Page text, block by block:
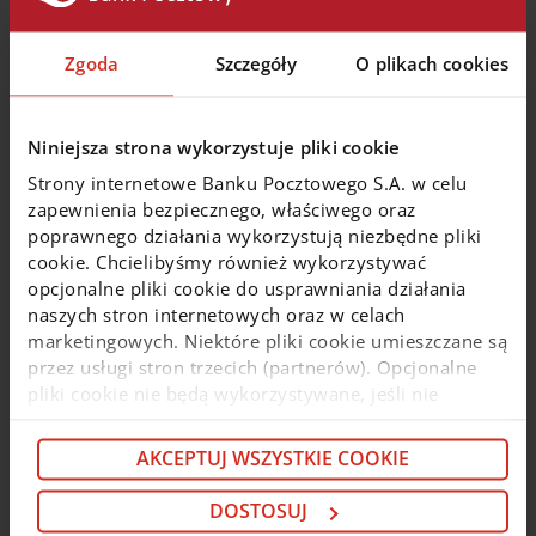
Zgoda Szczegóły O plikach cookies
Niniejsza strona wykorzystuje pliki cookie
Strony internetowe Banku Pocztowego S.A. w celu
zapewnienia bezpiecznego, właściwego oraz
poprawnego działania wykorzystują niezbędne pliki
cookie. Chcielibyśmy również wykorzystywać
opcjonalne pliki cookie do usprawniania działania
naszych stron internetowych oraz w celach
marketingowych. Niektóre pliki cookie umieszczane są
przez usługi stron trzecich (partnerów). Opcjonalne
pliki cookie nie będą wykorzystywane, jeśli nie
cookie i partnerach znajdziesz w kolejnych zakładkach
niniejszego komunikatu oraz wPolityce cookie. Jeśli
nie chcesz wyrażać zgody na cookie opcjonalne, kliknij
„Odmowa”. Jeśli chcesz dostosować swoje wybory,
AKCEPTUJ WSZYSTKIE COOKIE
DOSTOSUJ
mObywatela
z zaplanowanymi pracami Centralnego Ośrodka
Informatyki, mogą wystąpić przerwy w dostępnie do
pomocą mObywatela.
Zobacz więcej
19 czerwca 2026
Utrudnienia w korzystaniu z kart
płatniczych
prac administracyjnych dostawcy, wystąpią
utrudnienia w korzystaniu z kart płatniczych.
Zobacz więcej